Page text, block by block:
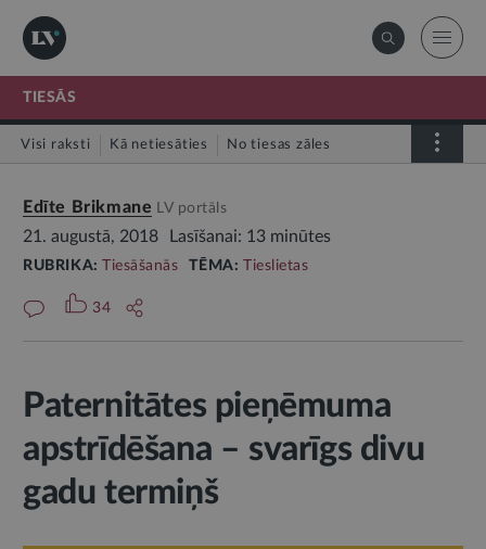
TIESĀS
Visi raksti Kā netiesāties No tiesas zāles
Edīte Brikmane LV portāls
21. augustā, 2018 Lasīšanai: 13 minūtes
RUBRIKA: Tiesāšanās TĒMA: Tieslietas
34
Paternitātes pieņēmuma
apstrīdēšana – svarīgs divu
gadu termiņš